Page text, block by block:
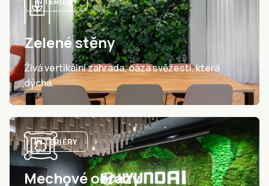
Zelené stěny
Živá vertikální zahrada, oáza svěžesti, která
dýchá.
INTERIÉRY
Mechové obrazy